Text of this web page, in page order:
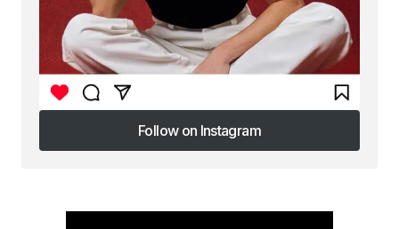
Follow on Instagram
Follow on Instagram